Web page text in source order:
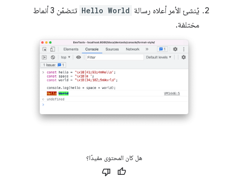
يُنشئ الأمر أعلاه رسالة Hello World
تتضمّن 3 أنماط
مختلفة.
هل كان المحتوى مفيدًا؟